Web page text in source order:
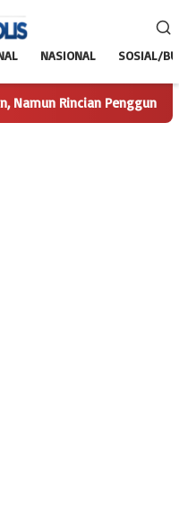
NASIONAL SOSIAL/
Rincian Penggunaan